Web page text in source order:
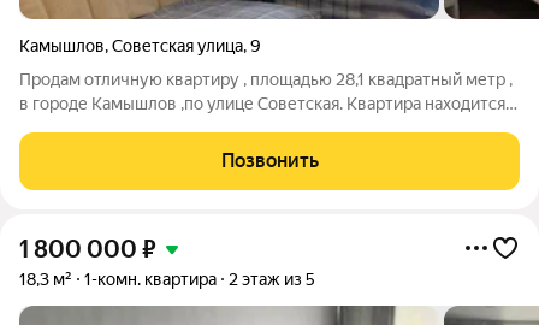
Камышлов,Советская улица,9
Продам отличную квартиру , площадью 28,1 квадратный метр ,
в городе Камышлов ,по улице Советская. Квартира находится
гостиной, совмещенного сан узла,так же есть балкон.
Выполнен добротный
Позвонить
1 800 000 ₽
18,3 м² 1-комн. квартира 2 этаж из 5